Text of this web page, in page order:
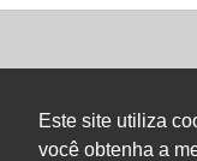
Este site utiliza
você obtenha a